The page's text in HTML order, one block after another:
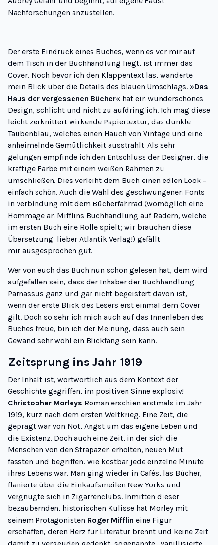
Nachforschungen anzustellen.
Der erste Eindruck eines Buches, wenn es vor mir auf
dem Tisch in der Buchhandlung liegt, ist immer das
Cover. Noch bevor ich den Klappentext las, wanderte
mein Blick über die Details des blauen Umschlags. »Das
Haus der vergessenen Bücher« hat ein wunderschönes
Design, schlicht und nicht zu aufdringlich. Ich mag diese
leicht zerknittert wirkende Papiertextur, das dunkle
Taubenblau, welches einen Hauch von Vintage und eine
anheimelnde Gemütlichkeit ausstrahlt. Als sehr
gelungen empfinde ich den Entschluss der Designer, die
kräftige Farbe mit einem weißen Rahmen zu
umschließen. Dies verleiht dem Buch einen edlen Look –
einfach schön. Auch die Wahl des geschwungenen Fonts
in Verbindung mit dem Bücherfahrrad (womöglich eine
Hommage an Mifflins Buchhandlung auf Rädern, welche
im ersten Buch eine Rolle spielt; wir brauchen diese
Übersetzung, lieber Atlantik Verlag!) gefällt
mir ausgesprochen gut.
Wer von euch das Buch nun schon gelesen hat, dem wird
aufgefallen sein, dass der Inhaber der Buchhandlung
Parnassus ganz und gar nicht begeistert davon ist,
wenn der erste Blick des Lesers erst einmal dem Cover
gilt. Doch so sehr ich mich auch auf das Innenleben des
Buches freue, bin ich der Meinung, dass auch sein
Gewand sehr wohl ein Blickfang sein kann.
Zeitsprung ins Jahr 1919
Der Inhalt ist, wortwörtlich aus dem Kontext der
Geschichte gegriffen, im positiven Sinne explosiv!
Christopher Morleys Roman erschien erstmals im Jahr
1919, kurz nach dem ersten Weltkrieg. Eine Zeit, die
geprägt war von Not, Angst um das eigene Leben und
die Existenz. Doch auch eine Zeit, in der sich die
Menschen von den Strapazen erholten, neuen Mut
fassten und begriffen, wie kostbar jede einzelne Minute
ihres Lebens war. Man ging wieder in Cafés, las Bücher,
flanierte über die Einkaufsmeilen New Yorks und
vergnügte sich in Zigarrenclubs. Inmitten dieser
bezaubernden, historischen Kulisse hat Morley mit
seinem Protagonisten Roger Mifflin eine Figur
erschaffen, deren Herz für Literatur brennt und keine Zeit